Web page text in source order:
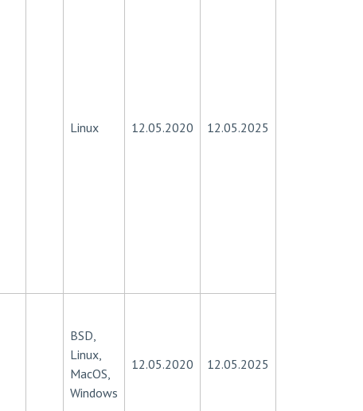
Linux 12.05.2020 12.05.2025
BSD,
Linux,
MacOS,
Windows
12.05.2020 12.05.2025